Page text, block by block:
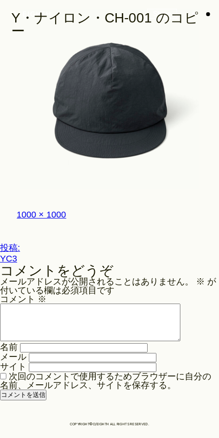
Store
Look
Construction
News
Store
Y・ナイロン・CH-001 のコピ
ー
フ
ル
ズ
1000 × 1000
投
稿
ナ
ビ
ゲ
ョ
ン
投稿:
YC3
コメントをどうぞ
メールアドレスが公開されることはありません。 ※ が
付いている欄は必須項目です
コメント ※
名前
メール
サイト
次回のコメントで使用するためブラウザーに自分の
名前、メールアドレス、サイトを保存する。
COPYRIGHT©O/EIGHTH ALL RIGHTS RESERVED.